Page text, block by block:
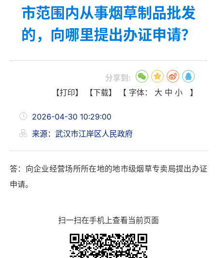
市范围内从事烟草制品批发
的，向哪里提出办证申请？
分享到:
【打印】
【下载】 【 字体： 大 中 小 】
2026-04-30 10:29:00
来源：武汉市江岸区人民政府
答：向企业经营场所所在地的地市级烟草专卖局提出办证
申请。
扫一扫在手机上查看当前页面